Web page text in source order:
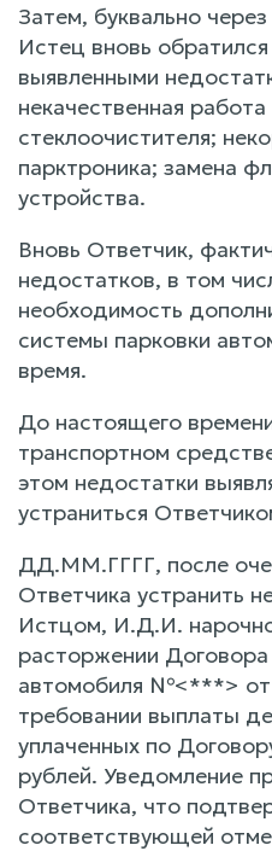
Затем, буквально
Истец вновь обратился
выявленными
некачественная
стеклоочистителя;
парктроника; замена
устройства.
Вновь Ответчик,
недостатков, в том
необходимость
системы парковки
время.
До настоящего
транспортном
этом недостатки
устраниться
ДД.ММ.ГГГГ, после
Ответчика устранить
Истцом, И.Д.И.
расторжении
автомобиля №<***>
требовании выплаты
уплаченных по
рублей. Уведомление
Ответчика, что
соответствующей